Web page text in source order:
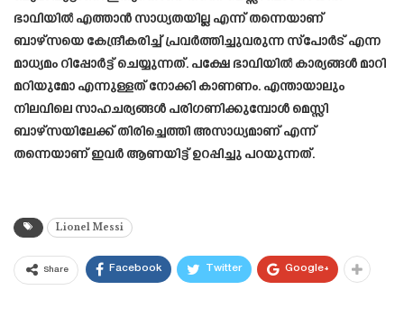
ഭാവിയിൽ എത്താൻ സാധ്യതയില്ല എന്ന് തന്നെയാണ്
ബാഴ്സയെ കേന്ദ്രീകരിച്ച് പ്രവർത്തിച്ചുവരുന്ന സ്പോർട് എന്ന
മാധ്യമം റിപ്പോർട്ട് ചെയ്യുന്നത്. പക്ഷേ ഭാവിയിൽ കാര്യങ്ങൾ മാറി
മറിയുമോ എന്നുള്ളത് നോക്കി കാണണം. എന്തായാലും
നിലവിലെ സാഹചര്യങ്ങൾ പരിഗണിക്കുമ്പോൾ മെസ്സി
ബാഴ്സയിലേക്ക് തിരിച്ചെത്തി അസാധ്യമാണ് എന്ന്
തന്നെയാണ് ഇവർ ആണയിട്ട് ഉറപ്പിച്ചു പറയുന്നത്.
Lionel Messi
Share Facebook Twitter Google+